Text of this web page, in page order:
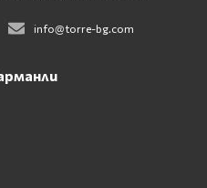
info@torre-bg.com